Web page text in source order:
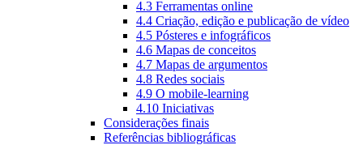
4.3 Ferramentas online
4.4 Criação, edição e publicação de vídeo
4.5 Pósteres e infográficos
4.6 Mapas de conceitos
4.7 Mapas de argumentos
4.8 Redes sociais
4.9 O mobile-learning
4.10 Iniciativas
Considerações finais
Referências bibliográficas